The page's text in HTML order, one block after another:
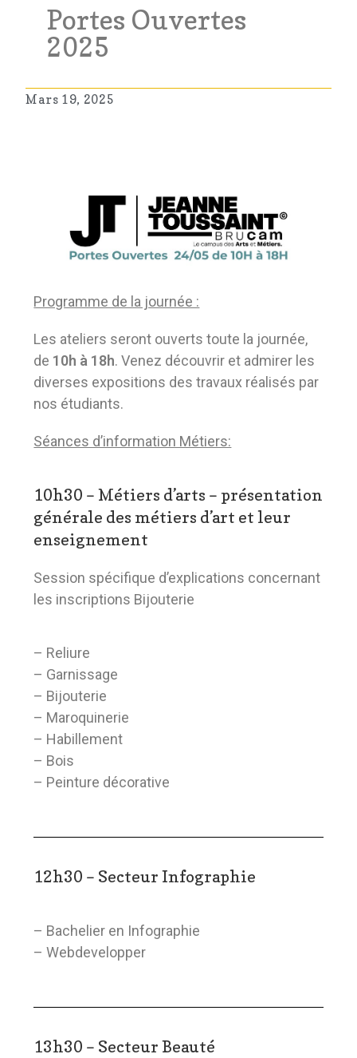
Portes Ouvertes
2025
Mars 19, 2025
Programme de la journée :
Les ateliers seront ouverts toute la journée,
de 10h à 18h. Venez découvrir et admirer les
diverses expositions des travaux réalisés par
nos étudiants.
Séances d’information Métiers:
10h30 – Métiers d’arts – présentation
générale des métiers d’art et leur
enseignement
Session spécifique d’explications concernant
les inscriptions Bijouterie
– Reliure
– Garnissage
– Bijouterie
– Maroquinerie
– Habillement
– Bois
– Peinture décorative
12h30 – Secteur Infographie
– Bachelier en Infographie
– Webdevelopper
13h30 – Secteur Beauté